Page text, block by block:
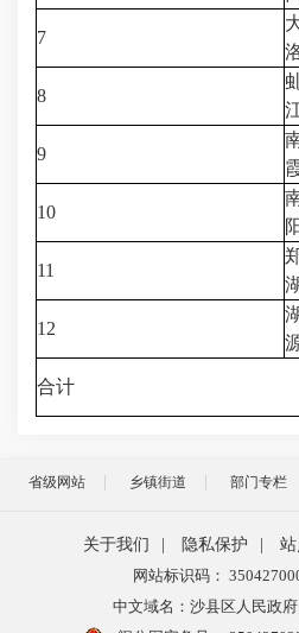
7
8
9
10
阳
11
12
合计
省级网站 乡镇街道 部门专栏
关于我们 隐私保护 站
网站标识码：
中文域名：沙县区人民政